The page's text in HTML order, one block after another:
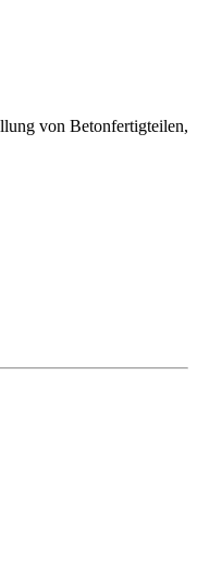
von Betonfertigteilen,